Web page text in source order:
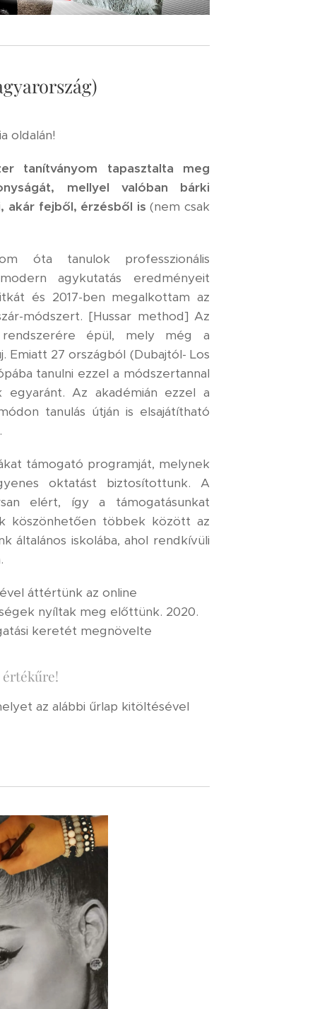
oldalán!
tanítványom tapasztalta meg
mellyel valóban bárki
akár fejből, érzésből is(nem csak
óta tanulok professzionális
agykutatás eredményeit
és 2017-ben megalkottam az
módszert. [Hussar method] Az
épül, mely még a
27 országból (Dubajtól- Los
tanulni ezzel a módszertannal
Az akadémián ezzel a
tanulás útján is elsajátítható
támogató programját, melynek
oktatást biztosítottunk. A
elért, így a támogatásunkat
köszönhetően többek között az
általános iskolába, ahol rendkívüli
áttértünk az online
nyíltak meg előttünk. 2020.
keretét megnövelte
értékűre!
az alábbi űrlap kitöltésével